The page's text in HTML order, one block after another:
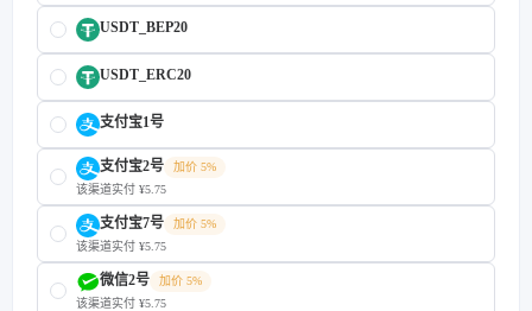
USDT_BEP20
USDT_ERC20
支付宝1号
支付宝2号
加价 5%
该渠道实付 ¥5.75
支付宝7号
加价 5%
该渠道实付 ¥5.75
微信2号
加价 5%
该渠道实付 ¥5.75